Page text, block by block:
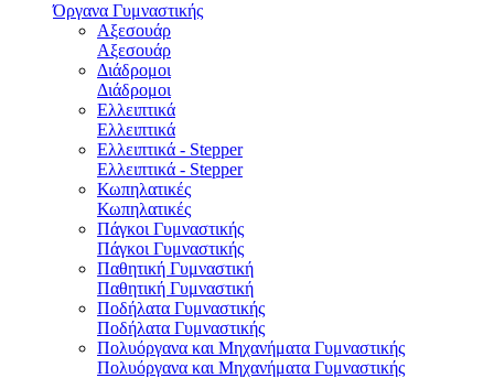
Όργανα Γυμναστικής
Αξεσουάρ
Αξεσουάρ
Διάδρομοι
Διάδρομοι
Ελλειπτικά
Ελλειπτικά
Ελλειπτικά - Stepper
Ελλειπτικά - Stepper
Κωπηλατικές
Κωπηλατικές
Πάγκοι Γυμναστικής
Πάγκοι Γυμναστικής
Παθητική Γυμναστική
Παθητική Γυμναστική
Ποδήλατα Γυμναστικής
Ποδήλατα Γυμναστικής
Πολυόργανα και Μηχανήματα Γυμναστικής
Πολυόργανα και Μηχανήματα Γυμναστικής